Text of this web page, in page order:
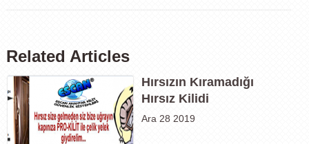
Related Articles
Hırsızın Kıramadığı
Hırsız Kilidi
Ara 28 2019